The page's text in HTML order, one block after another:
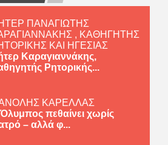
ΠΑΝΑΓΙΩΤΗΣ
, ΚΑΘΗΓΗΤΗΣ
ΚΑΙ ΗΓΕΣΙΑΣ
Καραγιαννάκης,
Ρητορικής...
ΚΑΡΕΛΛΑΣ
πεθαίνει χωρίς
– αλλά φ...